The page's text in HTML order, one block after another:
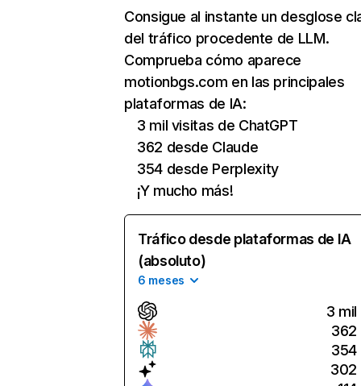
Consigue al instante un desglose
del tráfico procedente de LLM.
Comprueba cómo aparece
motionbgs.com en las principales
plataformas de IA:
3 mil visitas de ChatGPT
362 desde Claude
354 desde Perplexity
¡Y mucho más!
Tráfico desde plataformas de IA
(absoluto)
6 meses
3 mil
362
354
302